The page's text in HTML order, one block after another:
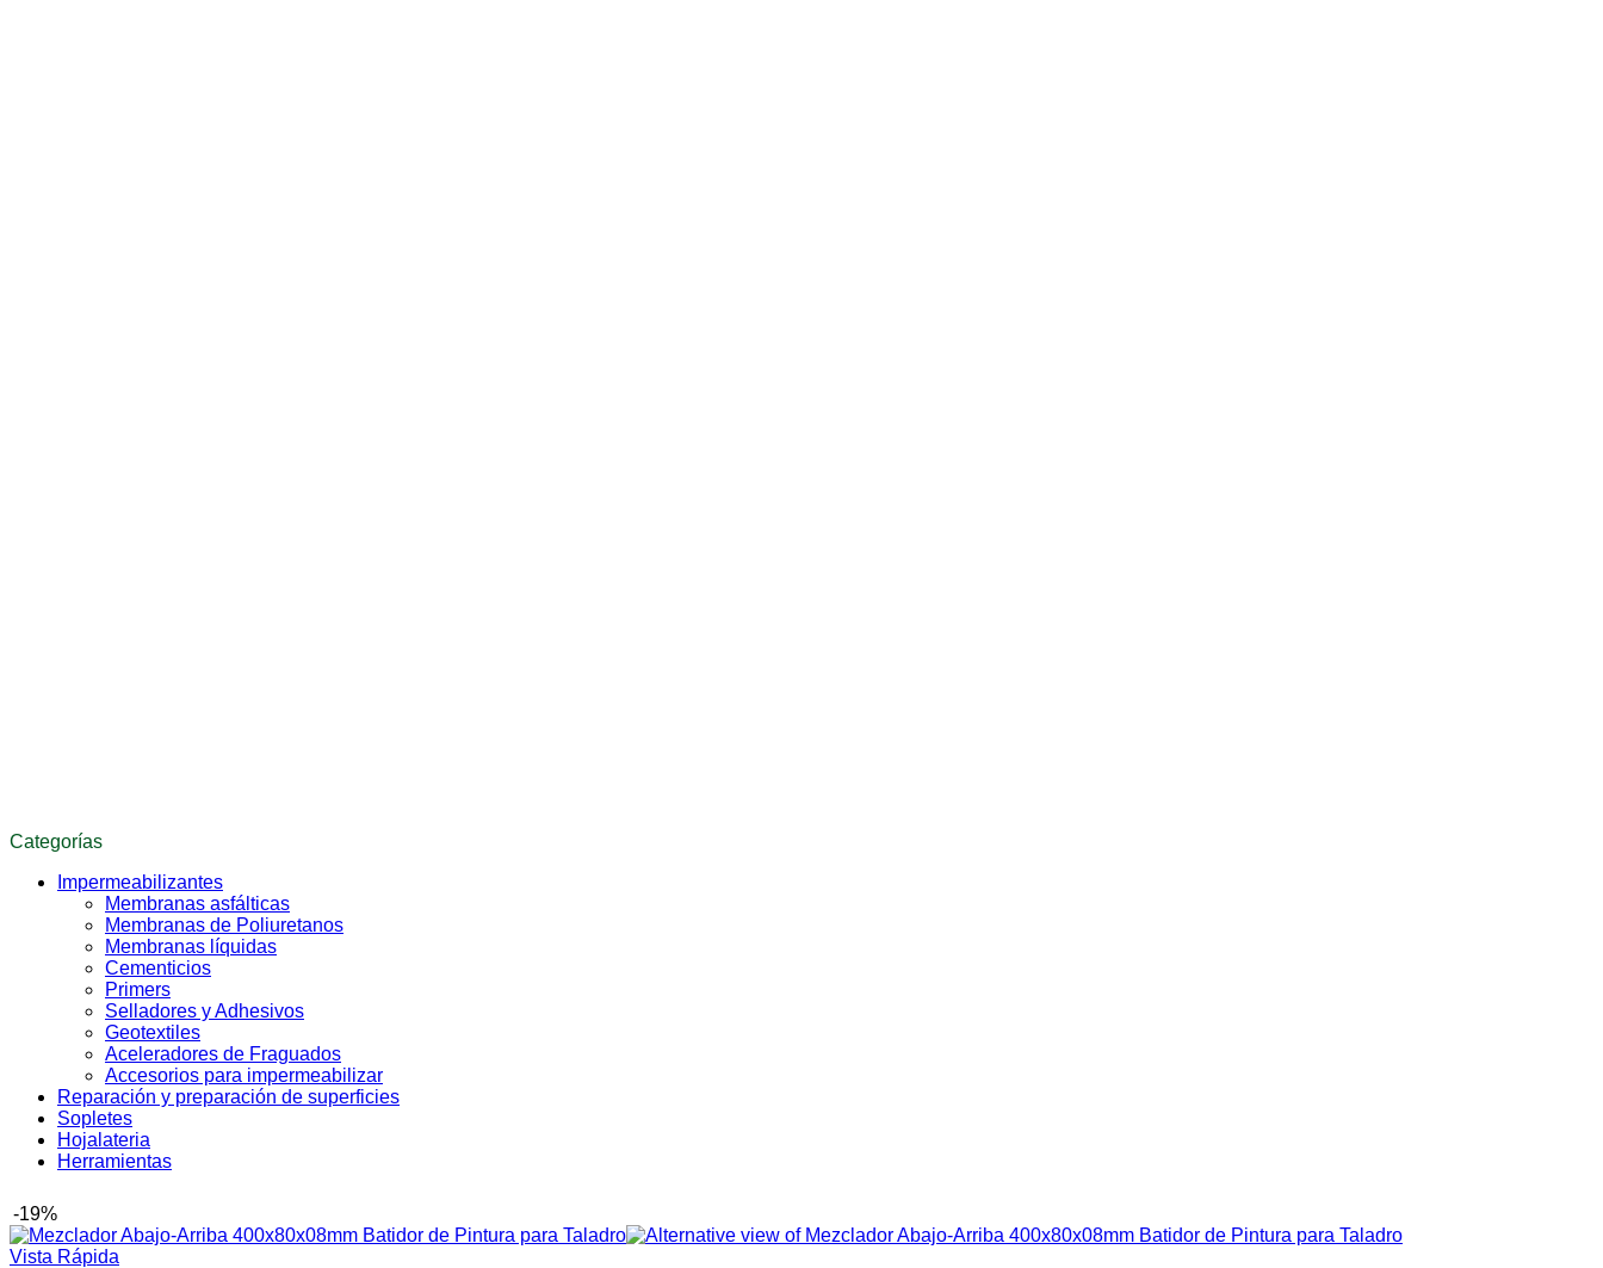
Categorías
Impermeabilizantes
Membranas asfálticas
Membranas de Poliuretanos
Membranas líquidas
Cementicios
Primers
Selladores y Adhesivos
Geotextiles
Aceleradores de Fraguados
Accesorios para impermeabilizar
Reparación y preparación de superficies
Sopletes
Hojalateria
Herramientas
-19%
Vista Rápida